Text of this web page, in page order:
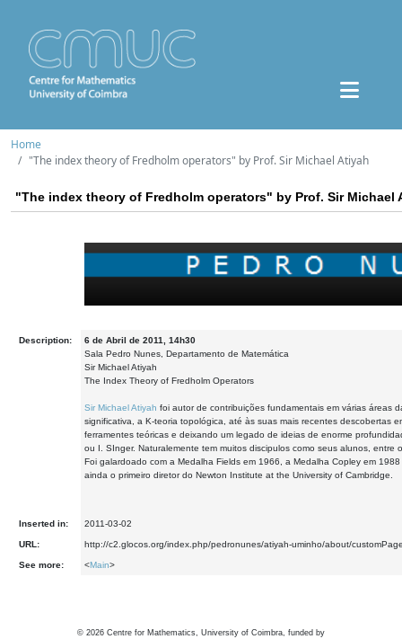
Home
"The index theory of Fredholm operators" by Prof. Sir Michael Atiyah
"The index theory of Fredholm operators" by Prof. Sir Michael
Description:
6 de Abril de 2011, 14h30
Sala Pedro Nunes, Departamento de Matemática
Sir Michael Atiyah
The Index Theory of Fredholm Operators
Sir Michael Atiyah foi autor de contribuições fundamentais em várias áreas
significativa, a K-teoria topológica, até às suas mais recentes descobertas
ferramentes teóricas e deixando um legado de ideias de enorme
ou I. SInger. Naturalemente tem muitos discipulos como seus alunos,
Foi galardoado com a Medalha Fields em 1966, a Medalha Copley em
ainda o primeiro diretor do Newton Institute at the University of Cambridge.
Inserted in: 2011-03-02
URL: http://c2.glocos.org/index.php/pedronunes/atiyah-uminho/about/
See more: <Main>
© 2026 Centre for Mathematics, University of Coimbra, funded by